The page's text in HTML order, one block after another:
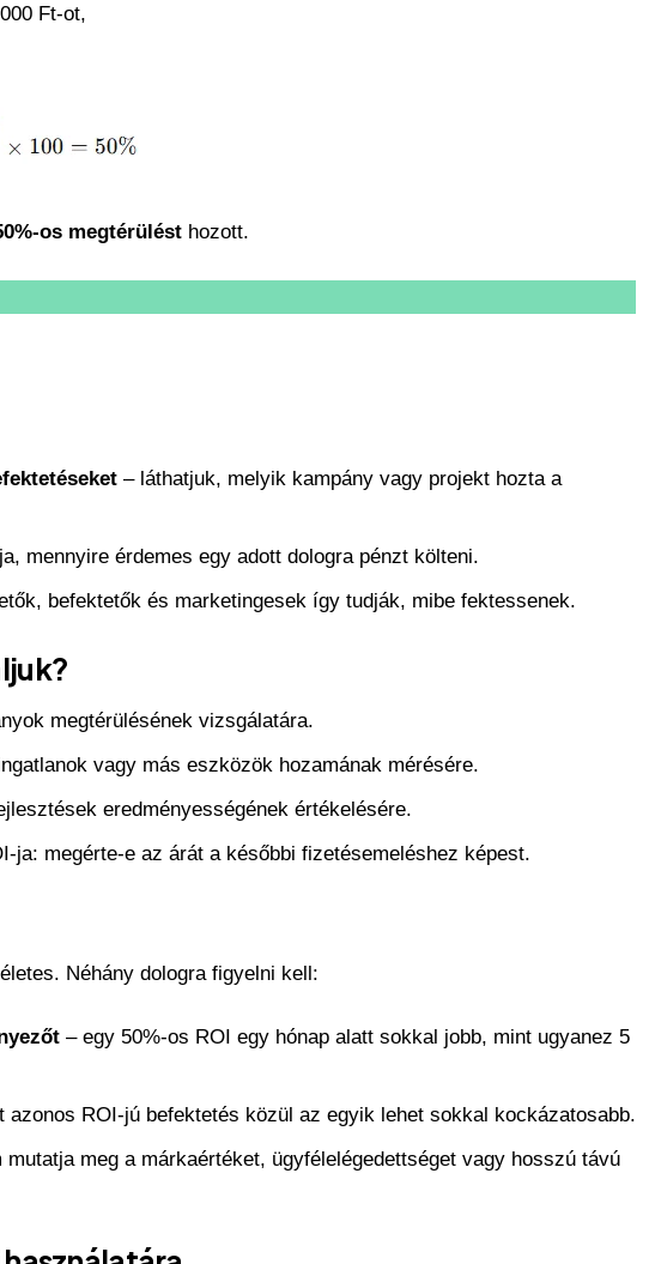
Ft-ot,
os megtérülést hozott.
– láthatjuk, melyik kampány vagy projekt hozta a
mennyire érdemes egy adott dologra pénzt költeni.
befektetők és marketingesek így tudják, mibe fektessenek.
megtérülésének vizsgálatára.
vagy más eszközök hozamának mérésére.
eredményességének értékelésére.
ja: megérte-e az árát a későbbi fizetésemeléshez képest.
Néhány dologra figyelni kell:
– egy 50%-os ROI egy hónap alatt sokkal jobb, mint ugyanez 5
azonos ROI-jú befektetés közül az egyik lehet sokkal kockázatosabb.
mutatja meg a márkaértéket, ügyfélelégedettséget vagy hosszú távú